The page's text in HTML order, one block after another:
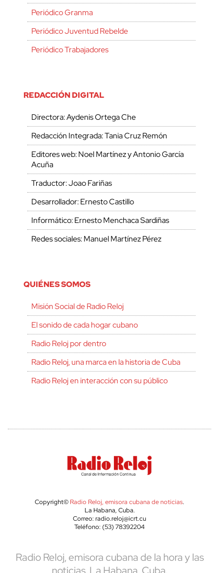
Periódico Granma
Periódico Juventud Rebelde
Periódico Trabajadores
REDACCIÓN DIGITAL
Directora: Aydenis Ortega Che
Redacción Integrada: Tania Cruz Remón
Editores web: Noel Martínez y Antonio García
Acuña
Traductor: Joao Fariñas
Desarrollador: Ernesto Castillo
Informático: Ernesto Menchaca Sardiñas
Redes sociales: Manuel Martínez Pérez
QUIÉNES SOMOS
Misión Social de Radio Reloj
El sonido de cada hogar cubano
Radio Reloj por dentro
Radio Reloj, una marca en la historia de Cuba
Radio Reloj en interacción con su público
Copyright© Radio Reloj, emisora cubana de noticias.
La Habana, Cuba.
Correo: radio.reloj@icrt.cu
Teléfono: (53) 78392204
Radio Reloj, emisora cubana de la hora y las
noticias. La Habana, Cuba.